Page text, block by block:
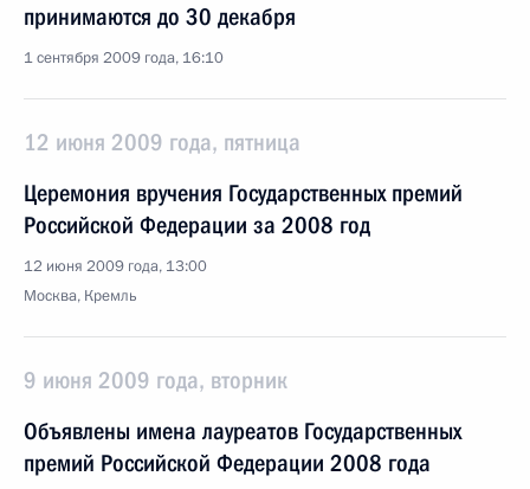
принимаются до 30 декабря
1 сентября 2009 года, 16:10
12 июня 2009 года, пятница
Церемония вручения Государственных премий
Российской Федерации за 2008 год
12 июня 2009 года, 13:00
Москва, Кремль
9 июня 2009 года, вторник
Объявлены имена лауреатов Государственных
премий Российской Федерации 2008 года